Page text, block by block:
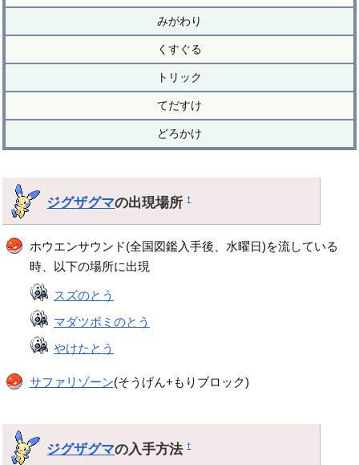
みがわり
くすぐる
トリック
てだすけ
どろかけ
ジグザグマの出現場所†
ホウエンサウンド(全国図鑑入手後、水曜日)を流している
時、以下の場所に出現
スズのとう
マダツボミのとう
やけたとう
サファリゾーン(そうげん+もりブロック)
ジグザグマの入手方法†